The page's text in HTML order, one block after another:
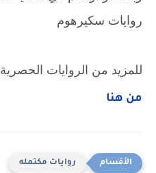
روايات سكيرهوم
للمزيد من الروايات الحصرية
من هنا
روايات مكتمله